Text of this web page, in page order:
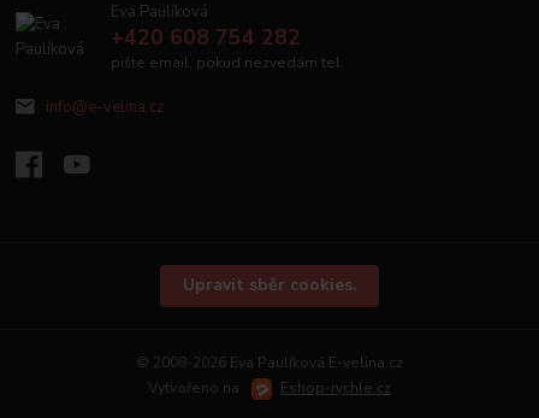
Eva Paulíková
+420 608 754 282
pište email, pokud nezvedám tel.
info@e-velina.cz
Upravit sběr cookies.
© 2008-2026 Eva Paulíková E-velina.cz
Vytvořeno na
Eshop-rychle.cz